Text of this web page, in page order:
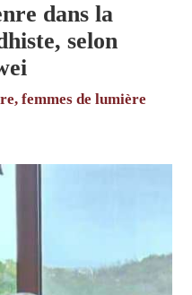
dans la
selon
femmes de lumière